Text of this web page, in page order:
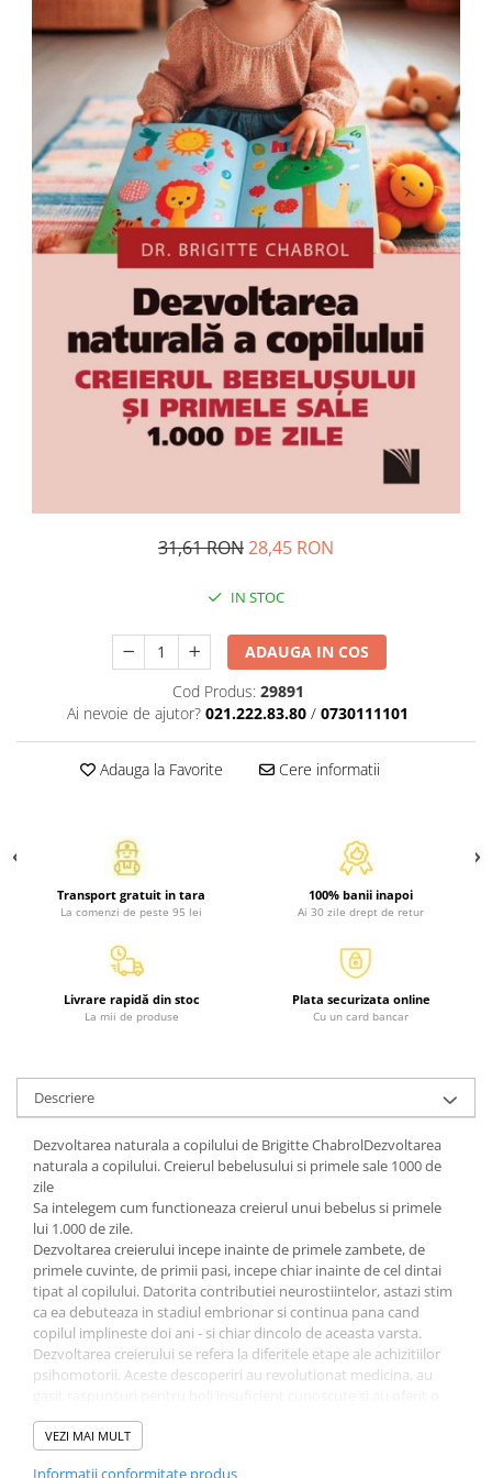
Resurse umane
Vanzari si marketing
Atlase, dictionare si enciclopedii
Carte prescolara
Carte scolara
Dictionare de limba romana
Ghiduri de conversatie
Invatamant gimnazial
Invatamant primar
Invatarea limbilor straine
Povesti si povestiri
Carti in limba engleza
Carti pentru copii
Literatura si fictiune
Povesti pentru copii
Dictionare si enciclopedii
Dictionare de limba romana
Dictionare tematice
Enciclopedii
Diete si fitness
Diete si alimentatie sanatoasa
Fitness si frumusete
Feng Shui
Medicina alternativa
Sa nu razi :((
Drept
Legislatie
Fictiune
Actiune si Aventura
Actiune,aventura
Clasici
Crime, Thriller, Mistery
Fantasy
Istorica
Literatura de divertisment
31,61 RON28,45 RON
IN STOC
ADAUGA IN COS
Cod Produs: 29891
Ai nevoie de ajutor? 021.222.83.80 / 0730111101
Adauga la Favorite Cere informatii
Transport gratuit in tara
La comenzi de peste 95 lei
100% banii inapoi
Ai 30 zile drept de retur
Livrare rapidă din stoc
La mii de produse
Plata securizata online
Cu un card bancar
Descriere
Dezvoltarea naturala a copilului de Brigitte ChabrolDezvoltarea
naturala a copilului. Creierul bebelusului si primele sale 1000 de
zile
Sa intelegem cum functioneaza creierul unui bebelus si primele
lui 1.000 de zile.
Dezvoltarea creierului incepe inainte de primele zambete, de
primele cuvinte, de primii pasi, incepe chiar inainte de cel dintai
tipat al copilului. Datorita contributiei neurostiintelor, astazi stim
ca ea debuteaza in stadiul embrionar si continua pana cand
copilul implineste doi ani - si chiar dincolo de aceasta varsta.
Dezvoltarea creierului se refera la diferitele etape ale achizitiilor
psihomotorii. Aceste descoperiri au revolutionat medicina, au
noua perspectiva asupra copilului.
Autoarea cartii, Brigitte Chabrol, este medic si profesoara de
VEZI MAI MULT
Informatii conformitate produs